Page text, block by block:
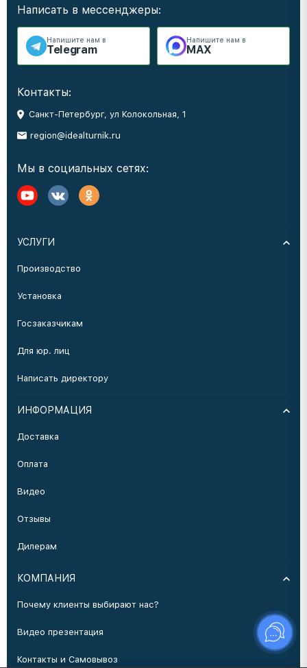
Написать в мессенджеры:
Напишите нам в
Telegram
Напишите нам в
MAX
Контакты:
Санкт-Петербург, ул Колокольная, 1
region@idealturnik.ru
Мы в социальных сетях:
УСЛУГИ
Производство
Установка
Госзаказчикам
Для юр. лиц
Написать директору
ИНФОРМАЦИЯ
Доставка
Оплата
Видео
Отзывы
Дилерам
КОМПАНИЯ
Почему клиенты выбирают нас?
Видео презентация
Контакты и Самовывоз